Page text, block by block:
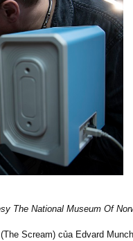
The National Museum Of
(The Scream) của Edvard